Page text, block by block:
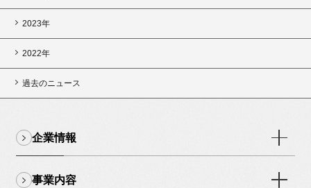
2023年
2022年
過去のニュース
企業情報
事業内容